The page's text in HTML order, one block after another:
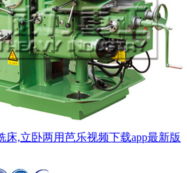
床,立卧两用芭乐视频下载app最新版